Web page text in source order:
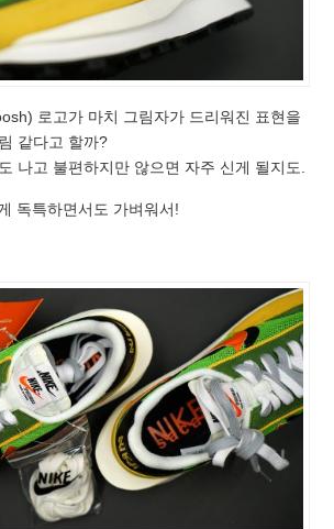
로고가 마치 그림자가 드리워진 표현을
같다고 할까?
나고 불편하지만 않으면 자주 신게 될지도.
독특하면서도 가벼워서!